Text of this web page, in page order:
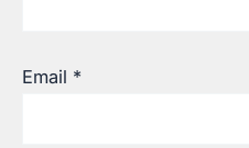
Email *